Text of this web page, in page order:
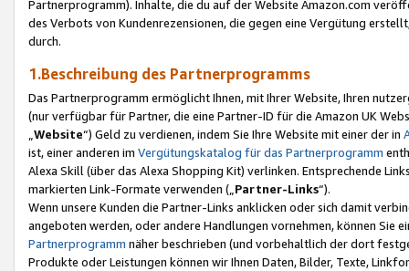
Partnerprogramm). Inhalte, die du auf der Website Amazon.com
des Verbots von Kundenrezensionen, die gegen eine Vergütung
durch.
1.Beschreibung des Partnerprogramms
Das Partnerprogramm ermöglicht Ihnen, mit Ihrer Website, Ihren
(nur verfügbar für Partner, die eine Partner-ID für die Amazon UK
Website“) Geld zu verdienen, indem Sie Ihre Website mit einer der in
ist, einer anderen im Vergütungskatalog für das Partnerprogramm
Alexa Skill (über das Alexa Shopping Kit) verlinken. Entsprechende
markierten Link-Formate verwenden („ Partner-Links“).
Wenn unsere Kunden die Partner-Links anklicken oder sich damit
angeboten werden, oder andere Handlungen vornehmen, können Sie
Partnerprogramm näher beschrieben (und vorbehaltlich der dort
Produkte oder Leistungen können wir Ihnen Daten, Bilder, Texte,